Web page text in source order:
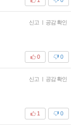
신고 | 공감 확인
0
0
신고 | 공감 확인
0
1